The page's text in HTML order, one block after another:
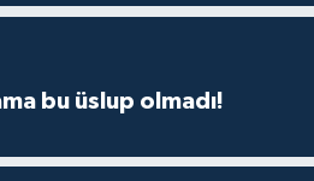
bu üslup olmadı!